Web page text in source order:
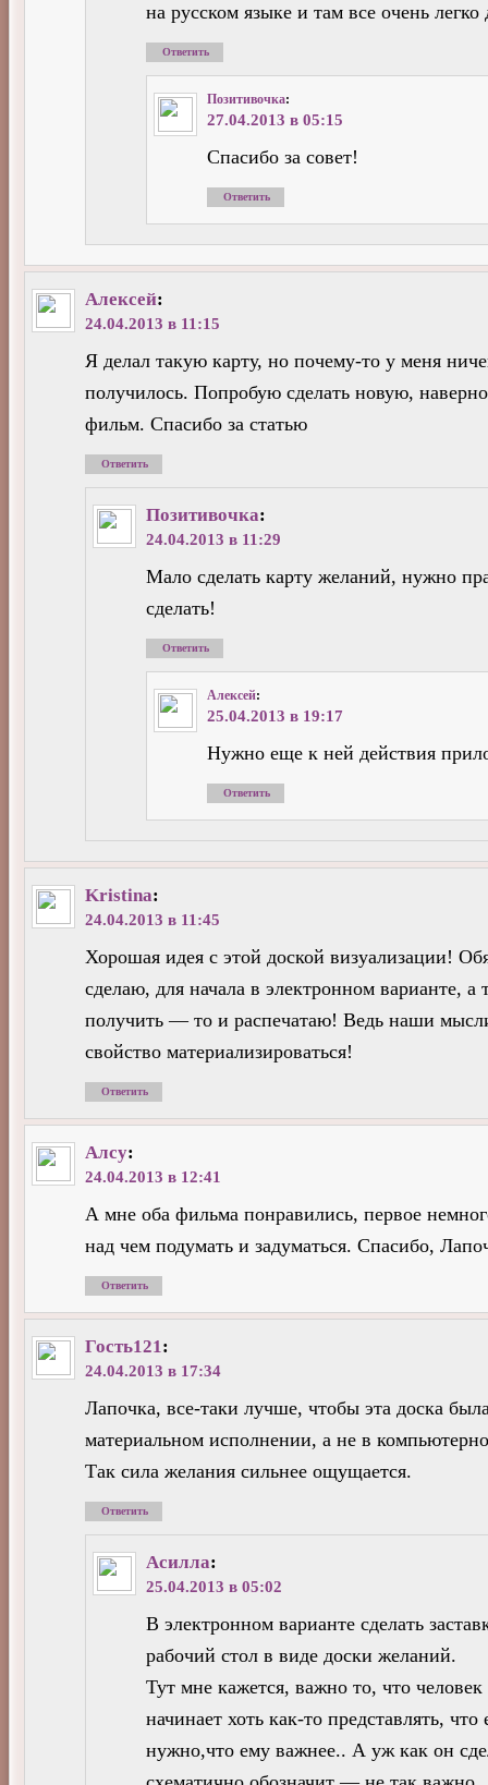
на русском языке и там все очень легко
Ответить
Позитивочка:
27.04.2013 в 05:15
Спасибо за совет!
Ответить
Алексей:
24.04.2013 в 11:15
Я делал такую карту, но почему-то у меня
получилось. Попробую сделать новую,
фильм. Спасибо за статью
Ответить
Позитивочка:
24.04.2013 в 11:29
Мало сделать карту желаний, нужно
сделать!
Ответить
Алексей:
25.04.2013 в 19:17
Нужно еще к ней действия
Ответить
Kristina:
24.04.2013 в 11:45
Хорошая идея с этой доской визуализации!
сделаю, для начала в электронном варианте, а
получить — то и распечатаю! Ведь наши
свойство материализироваться!
Ответить
Алсу:
24.04.2013 в 12:41
А мне оба фильма понравились, первое
над чем подумать и задуматься. Спасибо,
Ответить
Гость121:
24.04.2013 в 17:34
Лапочка, все-таки лучше, чтобы эта доска
материальном исполнении, а не в
Так сила желания сильнее ощущается.
Ответить
Асилла:
25.04.2013 в 05:02
В электронном варианте сделать
рабочий стол в виде доски желаний.
Тут мне кажется, важно то, что человек
начинает хоть как-то представлять, что
нужно,что ему важнее.. А уж как он